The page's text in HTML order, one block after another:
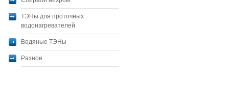
ТЭНы для проточных
водонагревателей
Водяные ТЭНы
Разное